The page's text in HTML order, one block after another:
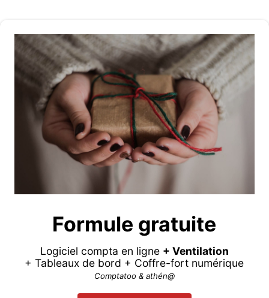
Formule gratuite
Logiciel compta en ligne + Ventilation
+ Tableaux de bord + Coffre-fort numérique
Comptatoo & athén@